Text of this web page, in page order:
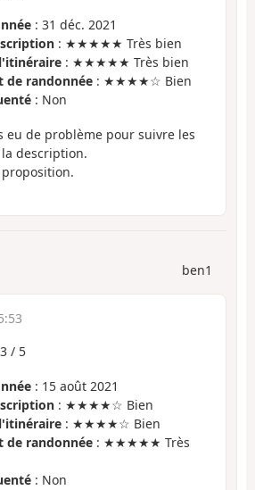
: 31 déc. 2021
: ★★★★★ Très bien
: ★★★★★ Très bien
randonnée : ★★★★☆ Bien
: Non
eu de problème pour suivre les
description.
ben1
/ 5
: 15 août 2021
: ★★★★☆ Bien
: ★★★★☆ Bien
randonnée : ★★★★★ Très
: Non